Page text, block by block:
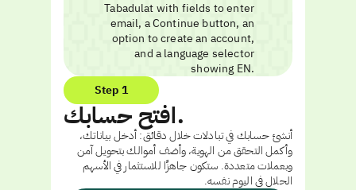
Step 1
افتح حسابك.
أنشئ حسابك في تبادلات خلال دقائق: أدخل بياناتك،
وأكمل التحقق من الهوية، وأضف أموالك بتحويل آمن
وبعملات متعددة. ستكون جاهزًا للاستثمار في الأسهم
الحلال في اليوم نفسه.